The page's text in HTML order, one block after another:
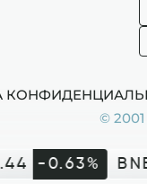
©
-0.63% BNB